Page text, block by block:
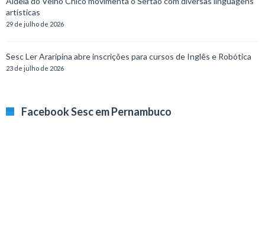
artísticas
29 de julho de 2026
Sesc Ler Araripina abre inscrições para cursos de Inglês e Robótica
23 de julho de 2026
Facebook Sesc em Pernambuco